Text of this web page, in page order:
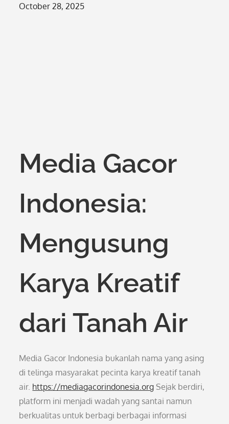
Posted
October 28, 2025
Media Gacor
Indonesia:
Mengusung
Karya Kreatif
dari Tanah Air
Media Gacor Indonesia bukanlah nama yang asing
di telinga masyarakat pecinta karya kreatif tanah
air. https://mediagacorindonesia.org Sejak berdiri,
platform ini menjadi wadah yang santai namun
berkualitas untuk berbagi berbagai informasi